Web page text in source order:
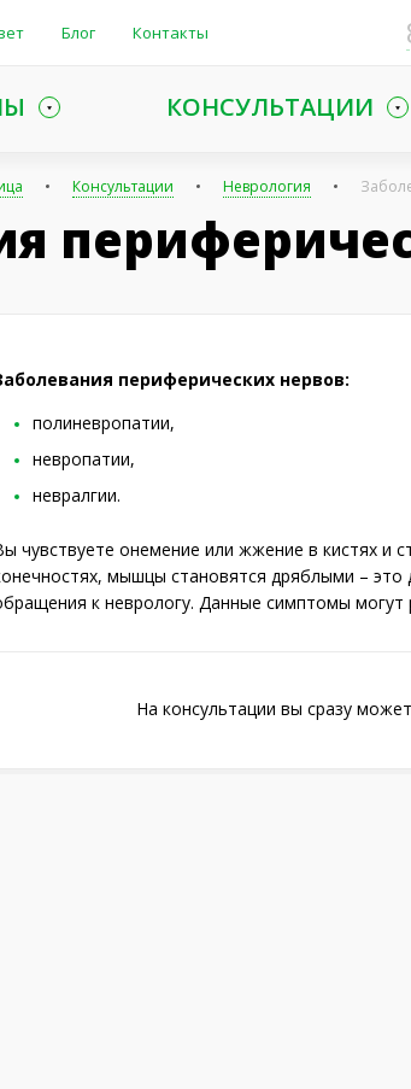
Блог Контакты
КОНСУЛЬТАЦИИ
Консультации Неврология
периферических нервов:
полиневропатии,
невропатии,
невралгии.
чувствуете онемение или жжение в кистях и
мышцы становятся дряблыми – это
к неврологу. Данные симптомы могут
На консультации вы сразу